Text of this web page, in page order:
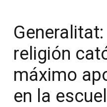
religión
máximo
en la